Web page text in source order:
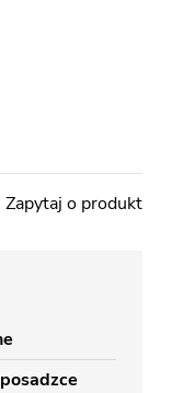
Zapytaj o produkt